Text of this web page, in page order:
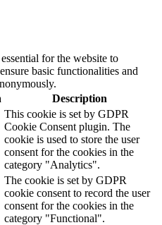
for the website to
basic functionalities and
Description
This cookie is set by GDPR
Cookie Consent plugin. The
cookie is used to store the user
consent for the cookies in the
category "Analytics".
The cookie is set by GDPR
cookie consent to record the user
consent for the cookies in the
category "Functional".